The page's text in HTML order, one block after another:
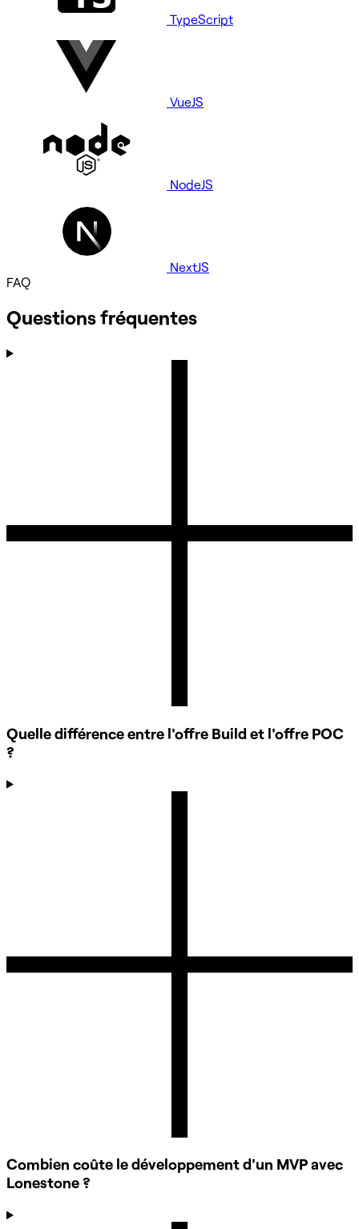
TypeScript
VueJS
NodeJS
NextJS
FAQ
Questions fréquentes
Quelle différence entre l'offre Build et l'offre POC
?
Combien coûte le développement d'un MVP avec
Lonestone ?